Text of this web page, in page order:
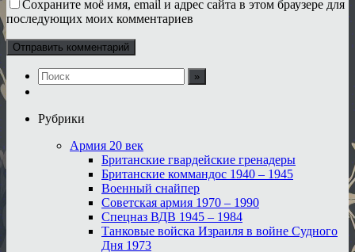
Сохраните моё имя, email и адрес сайта в этом браузере для
последующих моих комментариев
Рубрики
Армия 20 век
Британские гвардейские гренадеры
Британские коммандос 1940 – 1945
Военный снайпер
Советская армия 1970 – 1990
Спецназ ВДВ 1945 – 1984
Танковые войска Израиля в войне Судного
Дня 1973